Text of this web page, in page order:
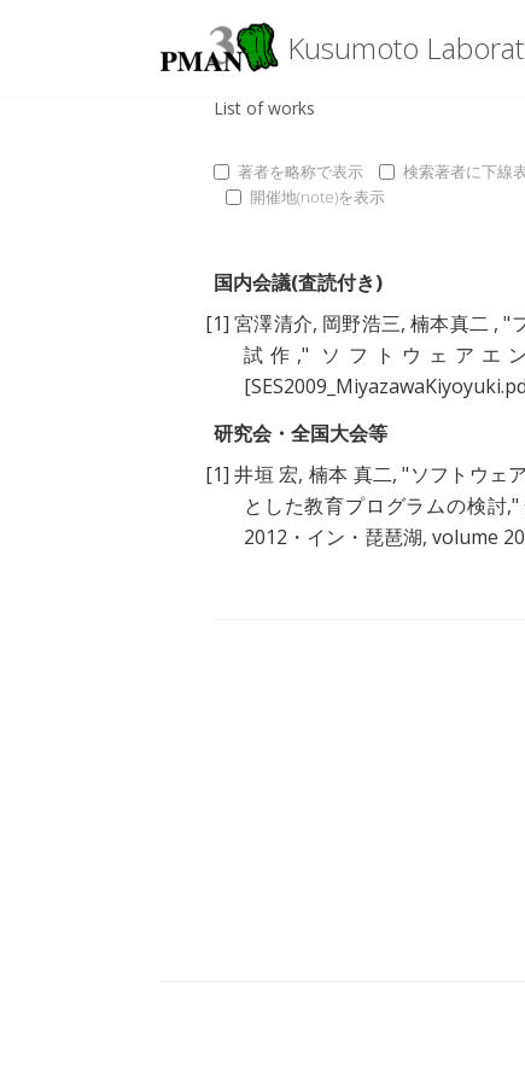
Kusumoto
List of works
著者を略称で表示 検索著者に下線
開催地(note)を表示
国内会議(査読付き)
[1] 宮澤清介, 岡野浩三,楠本真二 , "
試作 ," ソフトウェアエ
研究会・全国大会等
[1] 井垣 宏, 楠本 真二, "ソフトウェ
とした教育プログラムの検討
2012・イン・琵琶湖, volume